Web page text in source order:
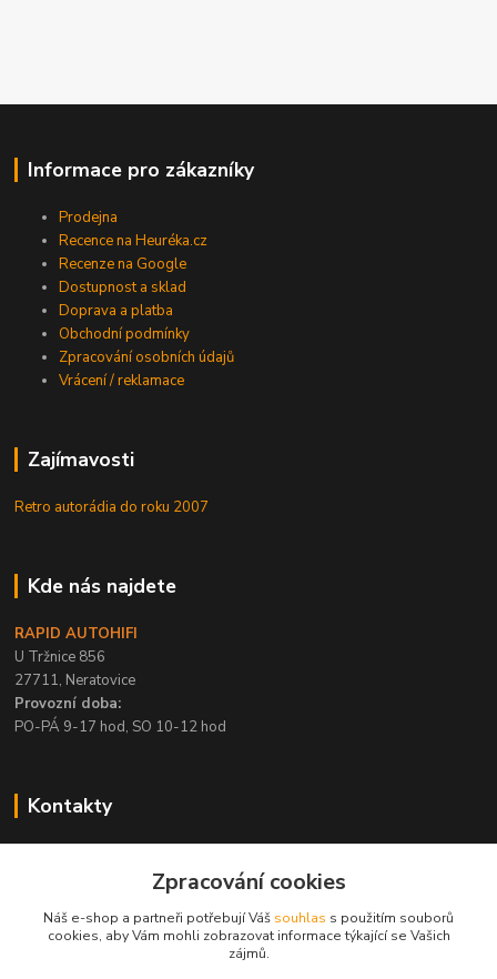
Informace pro zákazníky
Prodejna
Recence na Heuréka.cz
Recenze na Google
Dostupnost a sklad
Doprava a platba
Obchodní podmínky
Zpracování osobních údajů
Vrácení / reklamace
Zajímavosti
Retro autorádia do roku 2007
Kde nás najdete
RAPID AUTOHIFI
U Tržnice 856
27711, Neratovice
Provozní doba:
PO-PÁ 9-17 hod, SO 10-12 hod
Kontakty
PO-PÁ / 9-17 hod, SO 10-12 hod
info@rapid-autohifi.com
Zpracování cookies
Náš e-shop a partneři potřebují Váš souhlas s použitím souborů
cookies, aby Vám mohli zobrazovat informace týkající se Vašich
zájmů.